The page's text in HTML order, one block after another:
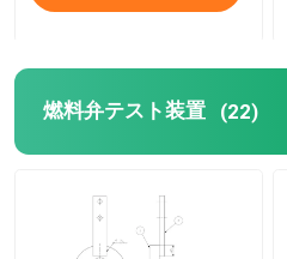
油圧空気ポンプ
油圧電気ポンプ
燃料弁テスト装置 (22)